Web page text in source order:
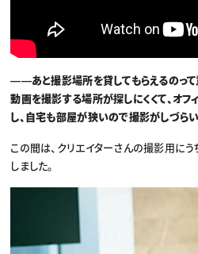
――あと撮影場所を貸してもらえるのって
動画を撮影する場所が探しにくくて、オフ
し、自宅も部屋が狭いので撮影がしづら
この間は、クリエイターさんの撮影用にう
しました。